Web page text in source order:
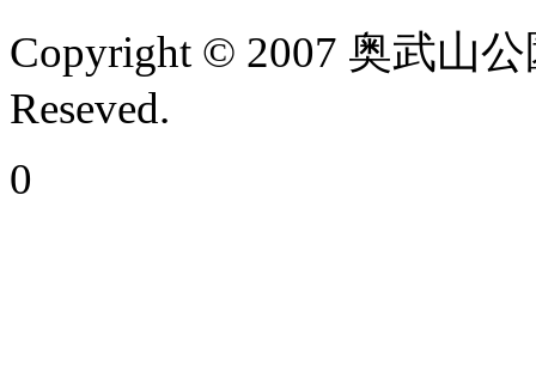
Copyright © 2007 奥武山
Reseved.
0